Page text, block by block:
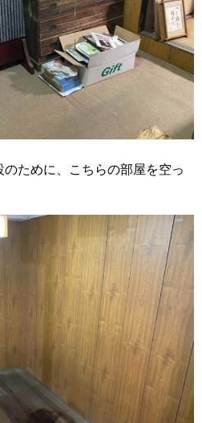
ために、こちらの部屋を空っ